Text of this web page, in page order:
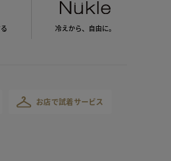
冷えから、 自由に。
お店で試着サービス